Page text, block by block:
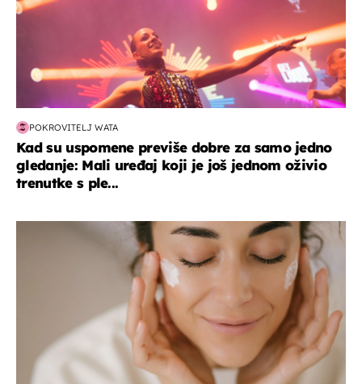
POKROVITELJ WATA
Kad su uspomene previše dobre za samo jedno
gledanje: Mali uređaj koji je još jednom oživio
trenutke s ple...
moda & ljepota